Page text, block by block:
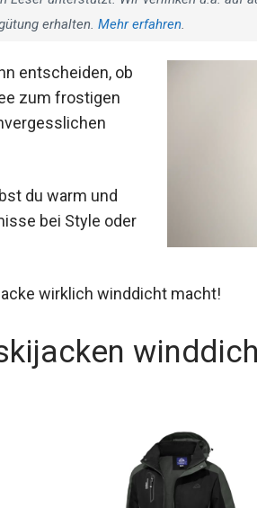
erhalten. Mehr erfahren.
entscheiden, ob
zum frostigen
du warm und
bei Style oder
wirklich winddicht macht!